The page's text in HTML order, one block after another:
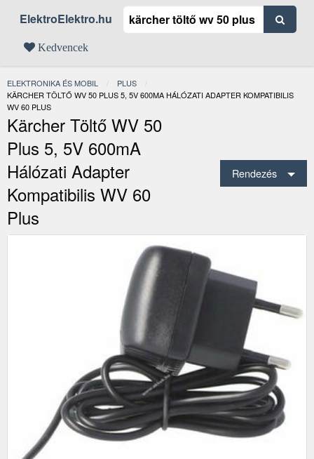
ElektroElektro.hu
Kedvencek
ELEKTRONIKA ÉS MOBIL
PLUS
JELENLEGI:
KÄRCHER TÖLTŐ WV 50 PLUS 5, 5V 600MA HÁLÓZATI ADAPTER KOMPATIBILIS
WV 60 PLUS
Kärcher Töltő WV 50
Plus 5, 5V 600mA
Hálózati Adapter
Kompatibilis WV 60
Plus
Rendezés